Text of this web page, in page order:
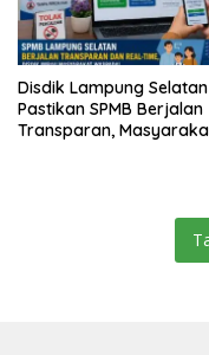
Disdik Lampung Selatan
Pastikan SPMB Berjalan
Transparan,